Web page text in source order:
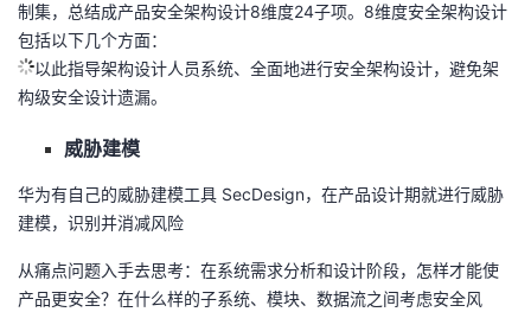
制集，总结成产品安全架构设计8维度24子项。8维度安全架构设计
包括以下几个方面：
以此指导架构设计人员系统、全面地进行安全架构设计，避免架
构级安全设计遗漏。
威胁建模
华为有自己的威胁建模工具 SecDesign，在产品设计期就进行威胁
建模，识别并消减风险
从痛点问题入手去思考：在系统需求分析和设计阶段，怎样才能使
产品更安全？在什么样的子系统、模块、数据流之间考虑安全风